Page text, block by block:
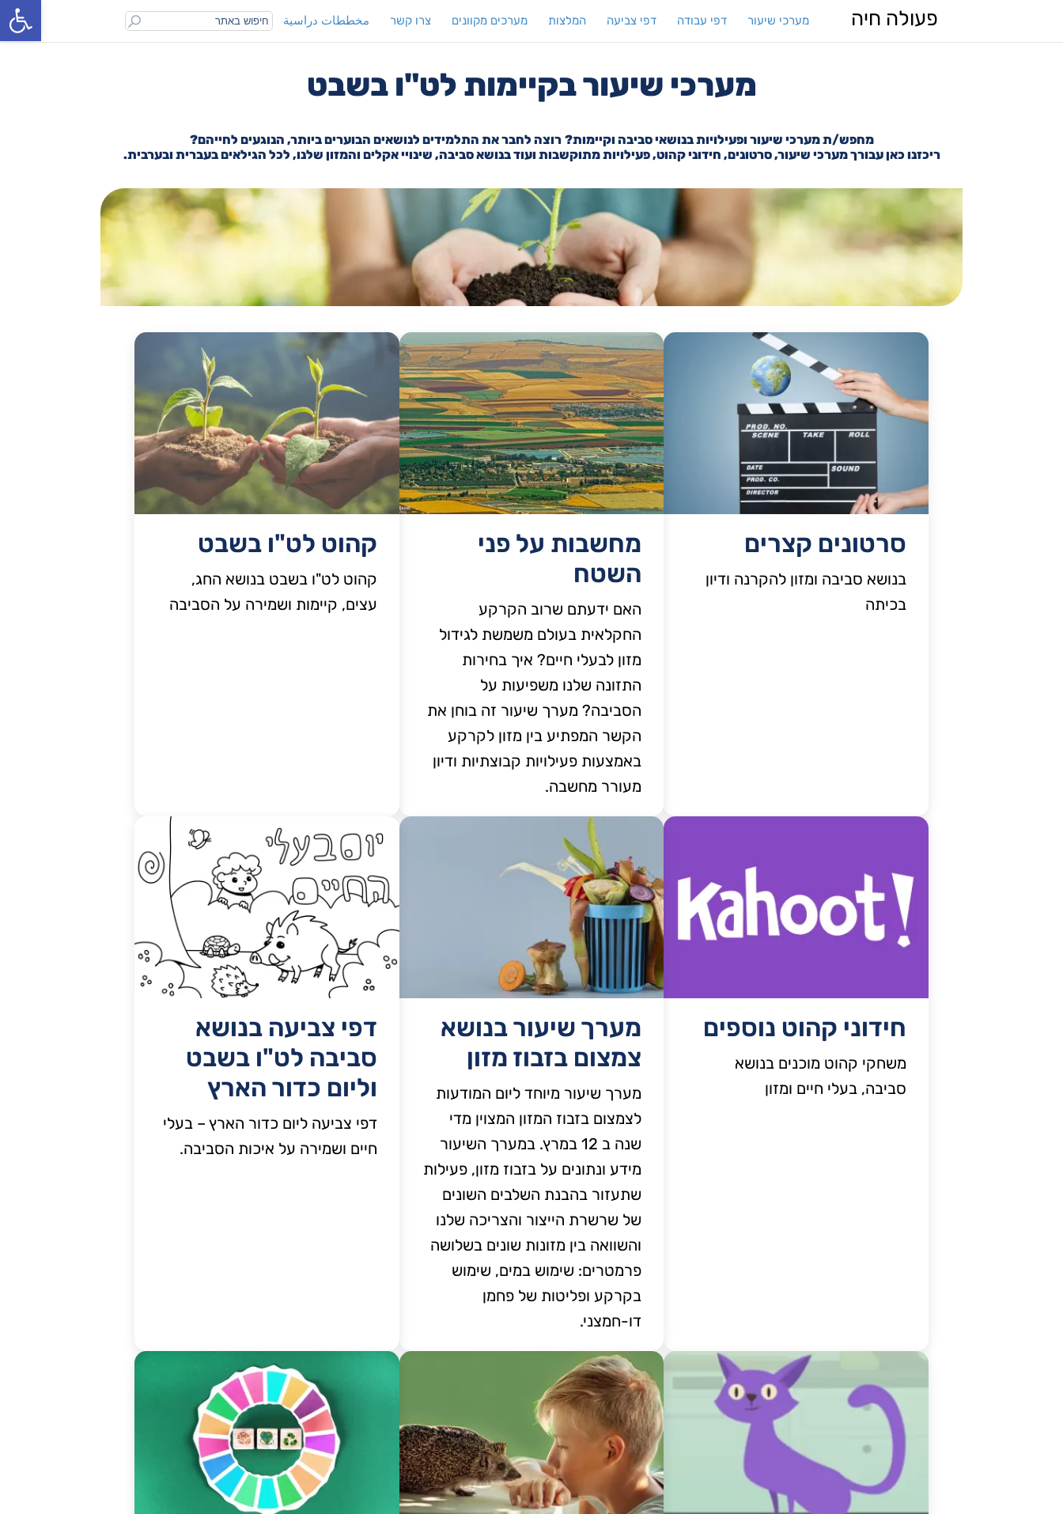
פתח סרגל נגישות פעולה חיה מערכי שיעור דפי עבודה דפי צביעה המלצות מערכים מקוונים צרו קשר مخططات دراسية
ביטוי
חיפוש
מערכי שיעור בקיימות לט"ו בשבט
מחפש/ת מערכי שיעור ופעילויות בנושאי סביבה וקיימות? רוצה לחבר את התלמידים לנושאים הבוערים ביותר, הנוגעים לחייהם?
ריכזנו כאן עבורך מערכי שיעור, סרטונים, חידוני קהוט, פעילויות מתוקשבות ועוד בנושא סביבה, שינויי אקלים והמזון שלנו, לכל הגילאים בעברית ובערבית.
סרטונים קצרים
בנושא סביבה ומזון להקרנה ודיון
בכיתה
מחשבות על פני
השטח
האם ידעתם שרוב הקרקע
החקלאית בעולם משמשת לגידול
מזון לבעלי חיים? איך בחירות
התזונה שלנו משפיעות על
הסביבה? מערך שיעור זה בוחן את
הקשר המפתיע בין מזון לקרקע
באמצעות פעילויות קבוצתיות ודיון
מעורר מחשבה.
קהוט לט"ו בשבט
קהוט לט"ו בשבט בנושא החג,
עצים, קיימות ושמירה על הסביבה
חידוני קהוט נוספים
משחקי קהוט מוכנים בנושא
סביבה, בעלי חיים ומזון
מערך שיעור בנושא
צמצום בזבוז מזון
מערך שיעור מיוחד ליום המודעות
לצמצום בזבוז המזון המצוין מדי
שנה ב 12 במרץ. במערך השיעור
מידע ונתונים על בזבוז מזון, פעילות
שתעזור בהבנת השלבים השונים
של שרשרת הייצור והצריכה שלנו
והשוואה בין מזונות שונים בשלושה
פרמטרים: שימוש במים, שימוש
בקרקע ופליטות של פחמן
דו-חמצני.
דפי צביעה בנושא
סביבה לט"ו בשבט
וליום כדור הארץ
דפי צביעה ליום כדור הארץ – בעלי
חיים ושמירה על איכות הסביבה.